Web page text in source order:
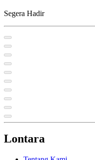
Segera Hadir
Lontara